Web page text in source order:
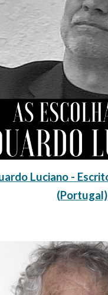
Luciano -
(Portugal)